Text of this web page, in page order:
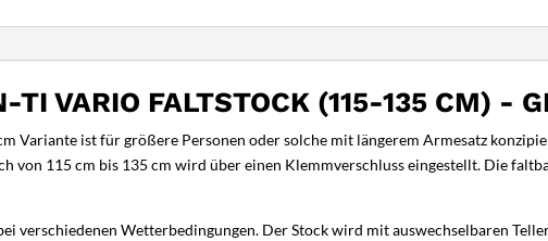
Menge
VARIO FALTSTOCK (115-135 CM) -
Variante ist für größere Personen oder solche mit längerem Armesatz
von 115 cm bis 135 cm wird über einen Klemmverschluss eingestellt. Die
verschiedenen Wetterbedingungen. Der Stock wird mit auswechselbaren